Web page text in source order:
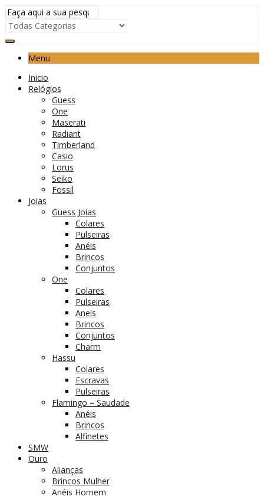
Menu
Inicio
Relógios
Guess
One
Maserati
Radiant
Timberland
Casio
Lorus
Seiko
Fossil
Joias
Guess Joias
Colares
Pulseiras
Anéis
Brincos
Conjuntos
One
Colares
Pulseiras
Aneis
Brincos
Conjuntos
Charm
Hassu
Colares
Escravas
Pulseiras
Flamingo – Saudade
Anéis
Brincos
Alfinetes
SMW
Ouro
Alianças
Brincos Mulher
Anéis Homem